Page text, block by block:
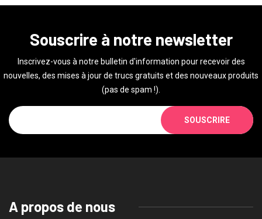
Souscrire à notre newsletter
Inscrivez-vous à notre bulletin d'information pour recevoir des
nouvelles, des mises à jour de trucs gratuits et des nouveaux produits
(pas de spam !).
SOUSCRIRE
A propos de nous